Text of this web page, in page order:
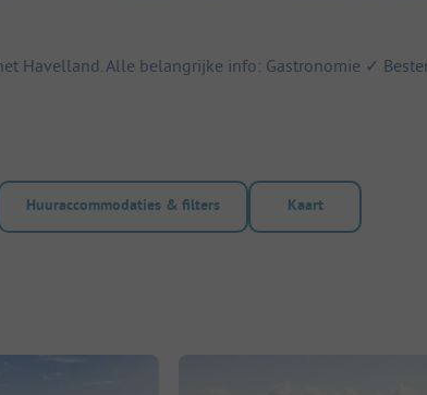
Havelland. Alle belangrijke info: Gastronomie ✓
Huuraccommodaties & filters Kaart